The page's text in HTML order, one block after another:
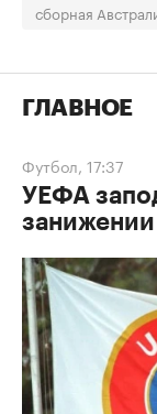
сборная
ГЛАВНОЕ
Футбол, 17:37
УЕФА